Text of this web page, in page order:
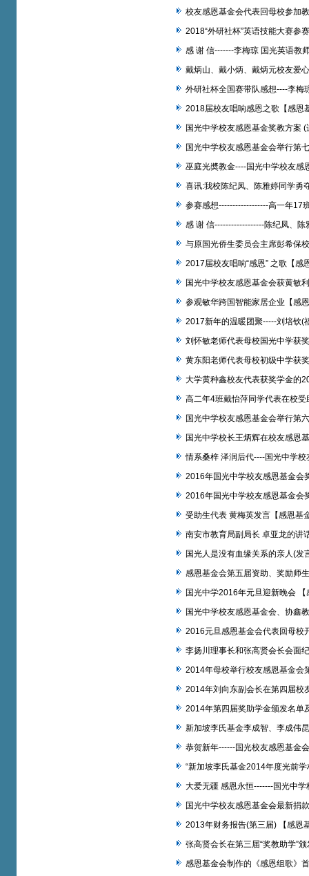
校友感恩基金会代表回母校参加
2018“外研社杯”英语技能大赛参
感 谢 信-------李梅琼 国光英语教
戴炳山、戴小炳、戴炳元校友爱
外研社杯全国赛带队感想----李梅
2018届校友唱响感恩之歌【感恩
国光中学校友感恩基金奖教方案
国光中学校友感恩基金会举行第
巫庭光奬教金----国光中学校友感
喜讯:我校陈纪凤、陈雅婷同学勇
参赛感想------------------高一年17
感 谢 信------------------陈纪凤、
与原国光侨生委员会主席彭希保
2017届校友唱响“感恩” 之歌【感
国光中学校友感恩基金会获黄敏
参观敏华跨国智能家居企业【感
2017新年的温暖团聚-----刘培钦(
刘怀敏老师代表母校国光中学获
黄东阳老师代表母校初级中学获
大学黄种鑫校友代表获奖学金的
高二年4班戴怡萍同学代表在校
国光中学校友感恩基金会举行第
国光中学校长王炳辉在校友感恩
情系桑梓 泽润后代----国光中学
2016年国光中学校友感恩基金会
2016年国光中学校友感恩基金会
受助生代表 黄梅英发言【感恩基
南安市教育局副局长 卓亚龙的讲
国光人是没有血缘关系的亲人(发
感恩基金会第五届资助、奖励师
国光中学2016年元旦迎新晚会 【
国光中学校友感恩基金会、协鑫
2016元旦感恩基金会代表回母校
李扬川理事长和张高贤会长会面
2014年母校举行校友感恩基金会
2014年刘向东副会长在第四届校
2014年第四届奖助学金颁发名单
新加坡李氏基金李成智、李成伟
恭贺新年------国光校友感恩基金
“新加坡李氏基金2014年度光前
大爱无疆 感恩永恒-------国光中
国光中学校友感恩基金会最新捐
2013年财务报告(第三届) 【感恩
张高贤会长在第三届“奖教助学”
感恩基金会制作的《感恩组歌》